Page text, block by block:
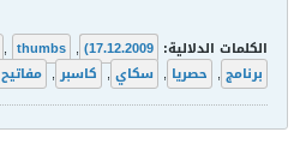
الكلمات الدلالية: 17.12.2009)
,
, thumbs
برنامج , حصريا , سكاي , كاسبر , مفاتيح